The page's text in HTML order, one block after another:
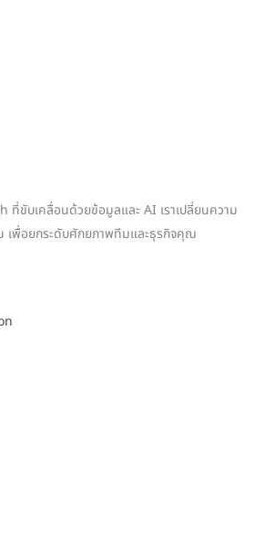
ที่ขับเคลื่อนด้วยข้อมูลและ AI เราเปลี่ยนความ
เพื่อยกระดับศักยภาพทีมและธุรกิจคุณ